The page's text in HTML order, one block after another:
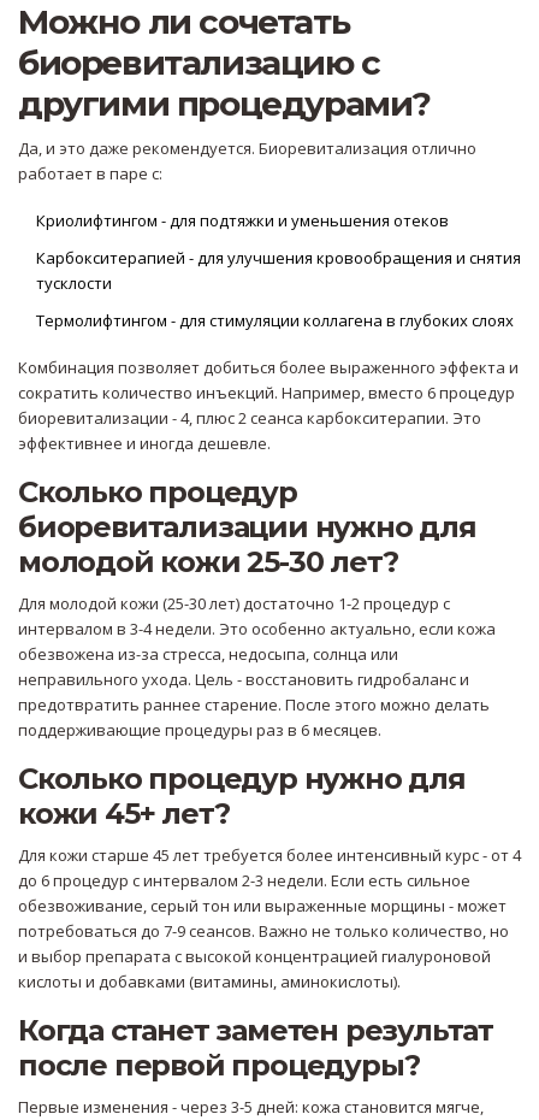
Можно ли сочетать
биоревитализацию с
другими процедурами?
Да, и это даже рекомендуется. Биоревитализация отлично
работает в паре с:
Криолифтингом - для подтяжки и уменьшения отеков
Карбокситерапией - для улучшения кровообращения и снятия
тусклости
Термолифтингом - для стимуляции коллагена в глубоких слоях
Комбинация позволяет добиться более выраженного эффекта и
сократить количество инъекций. Например, вместо 6 процедур
биоревитализации - 4, плюс 2 сеанса карбокситерапии. Это
эффективнее и иногда дешевле.
Сколько процедур
биоревитализации нужно для
молодой кожи 25-30 лет?
Для молодой кожи (25-30 лет) достаточно 1-2 процедур с
интервалом в 3-4 недели. Это особенно актуально, если кожа
обезвожена из-за стресса, недосыпа, солнца или
неправильного ухода. Цель - восстановить гидробаланс и
предотвратить раннее старение. После этого можно делать
поддерживающие процедуры раз в 6 месяцев.
Сколько процедур нужно для
кожи 45+ лет?
Для кожи старше 45 лет требуется более интенсивный курс - от 4
до 6 процедур с интервалом 2-3 недели. Если есть сильное
обезвоживание, серый тон или выраженные морщины - может
потребоваться до 7-9 сеансов. Важно не только количество, но
и выбор препарата с высокой концентрацией гиалуроновой
кислоты и добавками (витамины, аминокислоты).
Когда станет заметен результат
после первой процедуры?
Первые изменения - через 3-5 дней: кожа становится мягче,